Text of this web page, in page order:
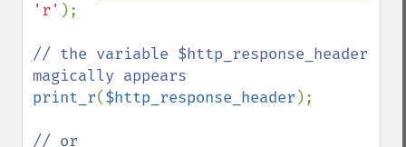
'r' );
// the variable $http_response_header
print_r($http_response_header );